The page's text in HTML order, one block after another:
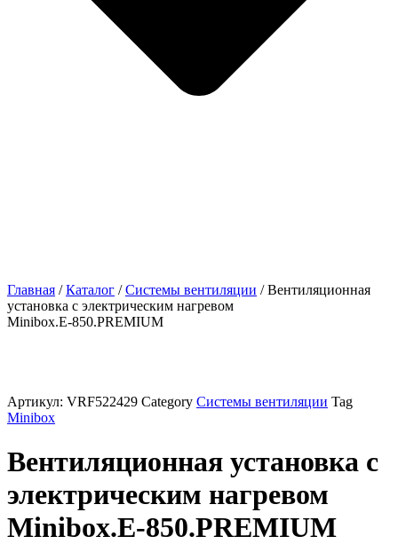
Главная /Каталог /Системы вентиляции / Вентиляционная
установка с электрическим нагревом
Minibox.Е-850.PREMIUM
Артикул: VRF522429 Category Системы вентиляции Tag
Minibox
Вентиляционная установка с
электрическим нагревом
Minibox.Е-850.PREMIUM